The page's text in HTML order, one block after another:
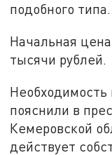
подобного типа.
Начальная
тысячи рублей.
Необходимость
пояснили в
Кемеровской
действует